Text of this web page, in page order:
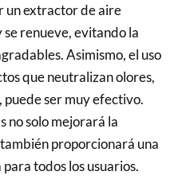
un extractor de aire
renueve, evitando la
Asimismo, el uso
que neutralizan olores,
ser muy efectivo.
no solo mejorará la
proporcionará una
todos los usuarios.